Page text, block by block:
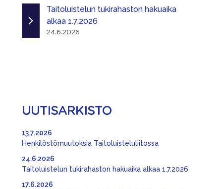
Taitoluistelun tukirahaston hakuaika
alkaa 1.7.2026
24.6.2026
UUTISARKISTO
Henkilöstömuutoksia Taitoluisteluliitossa
13.7.2026
Taitoluistelun tukirahaston hakuaika alkaa 1.7.2026
24.6.2026
17.6.2026